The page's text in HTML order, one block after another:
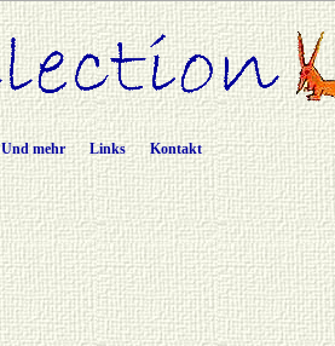
Und mehr Links Kontakt